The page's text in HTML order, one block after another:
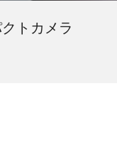
トカメラ